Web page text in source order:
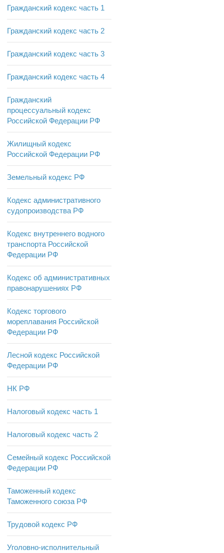
Гражданский кодекс часть 1
Гражданский кодекс часть 2
Гражданский кодекс часть 3
Гражданский кодекс часть 4
Гражданский
процессуальный кодекс
Российской Федерации РФ
Жилищный кодекс
Российской Федерации РФ
Земельный кодекс РФ
Кодекс административного
судопроизводства РФ
Кодекс внутреннего водного
транспорта Российской
Федерации РФ
Кодекс об административных
правонарушениях РФ
Кодекс торгового
мореплавания Российской
Федерации РФ
Лесной кодекс Российской
Федерации РФ
НК РФ
Налоговый кодекс часть 1
Налоговый кодекс часть 2
Семейный кодекс Российской
Федерации РФ
Таможенный кодекс
Таможенного союза РФ
Трудовой кодекс РФ
Уголовно-исполнительный